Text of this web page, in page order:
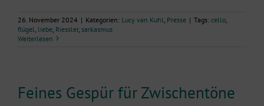
26. November 2024 | Kategorien: Lucy van Kuhl Presse | Tags: cello
flügel liebe Riessler, sarkasmus
Weiterlesen
Feines Gespür für Zwischentöne